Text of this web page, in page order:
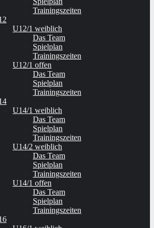
Trainingszeiten
U12/1 weiblich
Das Team
Spielplan
Trainingszeiten
U12/1 offen
Das Team
Spielplan
Trainingszeiten
U14/1 weiblich
Das Team
Spielplan
Trainingszeiten
U14/2 weiblich
Das Team
Spielplan
Trainingszeiten
U14/1 offen
Das Team
Spielplan
Trainingszeiten